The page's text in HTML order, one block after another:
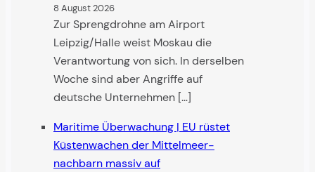
8 August 2026
Zur Sprengdrohne am Airport
Leipzig/Halle weist Moskau die
Verantwortung von sich. In derselben
Woche sind aber Angriffe auf
deutsche Unternehmen […]
Maritime Überwachung | EU rüstet
Küsten­wachen der Mittel­meer­
nachbarn massiv auf